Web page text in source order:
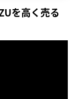
を高く売る